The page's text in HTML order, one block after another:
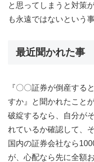
と思ってしまうと対策
も永遠ではないという
最近聞かれた事
『〇〇証券が倒産する
すか』と聞かれたこと
破綻するなら、自分が
れているか確認して、
国内の証券会社なら
が、心配なら先に全額